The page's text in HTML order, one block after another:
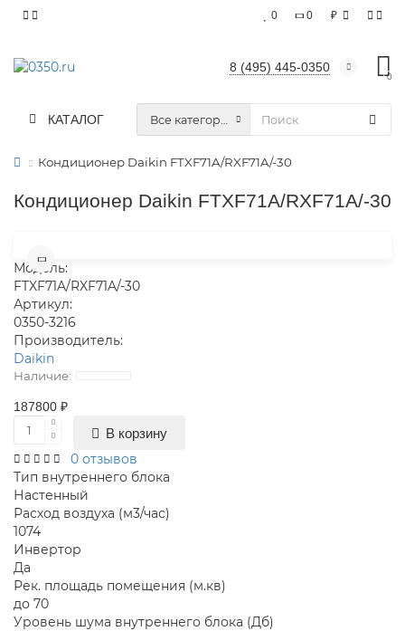
₽
0
0
8 (495) 445-0350
0
КАТАЛОГ Все категории
Кондиционер Daikin FTXF71A/RXF71A/-30
Кондиционер Daikin FTXF71A/RXF71A/-30
Модель:
FTXF71A/RXF71A/-30
Артикул:
0350-3216
Производитель:
Daikin
187800 ₽
В корзину
0 отзывов
Тип внутреннего блока
Настенный
Расход воздуха (м3/час)
1074
Инвертор
Да
Рек. площадь помещения (м.кв)
до 70
Уровень шума внутреннего блока (Дб)